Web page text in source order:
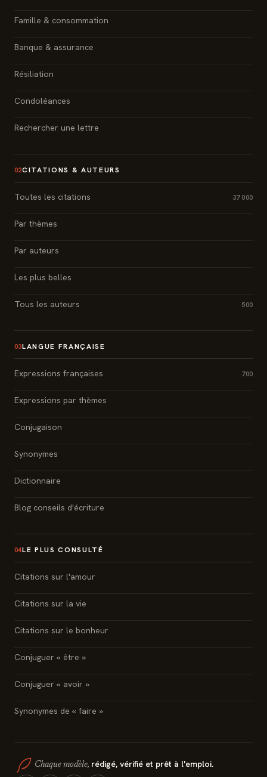
Famille & consommation
Banque & assurance
Résiliation
Condoléances
Rechercher une lettre
02CITATIONS & AUTEURS
Toutes les citations 37 000
Par thèmes
Par auteurs
Les plus belles
Tous les auteurs 500
03LANGUE FRANÇAISE
Expressions françaises 700
Expressions par thèmes
Conjugaison
Synonymes
Dictionnaire
Blog conseils d'écriture
04LE PLUS CONSULTÉ
Citations sur l'amour
Citations sur la vie
Citations sur le bonheur
Conjuguer « être »
Conjuguer « avoir »
Synonymes de « faire »
Chaque modèle, rédigé, vérifié et prêt à l'emploi.